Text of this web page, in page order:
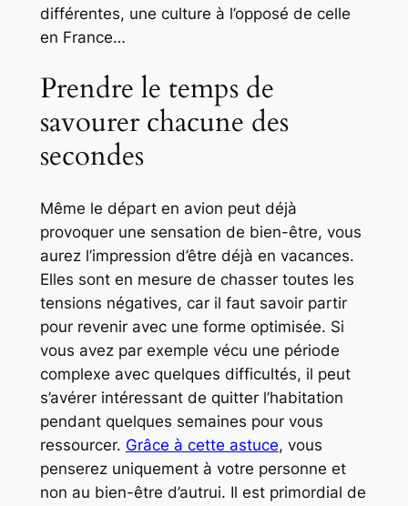
différentes, une culture à l’opposé de celle
en France…
Prendre le temps de
savourer chacune des
secondes
Même le départ en avion peut déjà
provoquer une sensation de bien-être, vous
aurez l’impression d’être déjà en vacances.
Elles sont en mesure de chasser toutes les
tensions négatives, car il faut savoir partir
pour revenir avec une forme optimisée. Si
vous avez par exemple vécu une période
complexe avec quelques difficultés, il peut
s’avérer intéressant de quitter l’habitation
pendant quelques semaines pour vous
ressourcer. Grâce à cette astuce, vous
penserez uniquement à votre personne et
non au bien-être d’autrui. Il est primordial de